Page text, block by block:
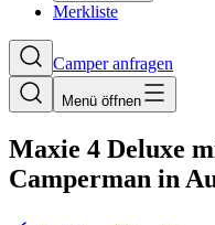
Merkliste
Camper anfragen
Menü öffnen
Maxie 4 Deluxe
Camperman in